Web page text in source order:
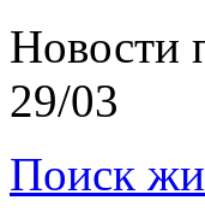
Новости
29/03
Поиск